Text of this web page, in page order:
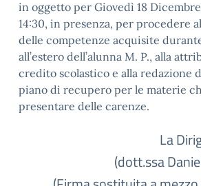
in oggetto per Giovedì 18
14:30, in presenza, per procedere
delle competenze acquisite
all’estero dell’alunna M. P., alla
credito scolastico e alla redazione
piano di recupero per le materie
presentare delle carenze.
La
(dott.ssa